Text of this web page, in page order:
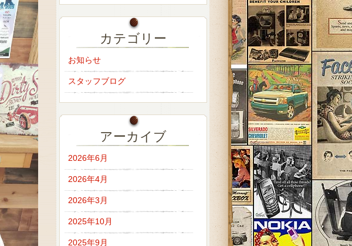
カテゴリー
お知らせ
スタッフブログ
アーカイブ
2026年6月
2026年4月
2026年3月
2025年10月
2025年9月